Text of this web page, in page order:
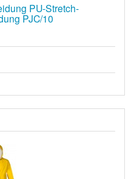
PU-Stretch-
PJC/10